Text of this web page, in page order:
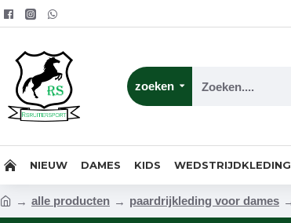
zoeken
NIEUW DAMES KIDS WEDSTRIJDKLEDING
alle producten paardrijkleding voor dames